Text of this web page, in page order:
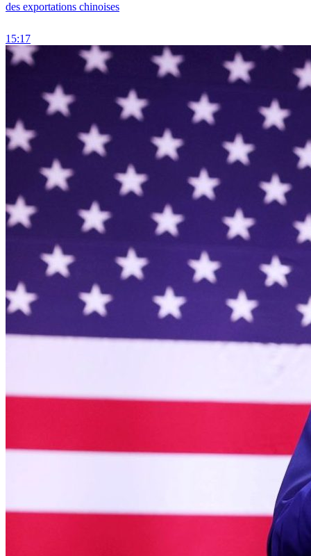
des exportations chinoises
15:17